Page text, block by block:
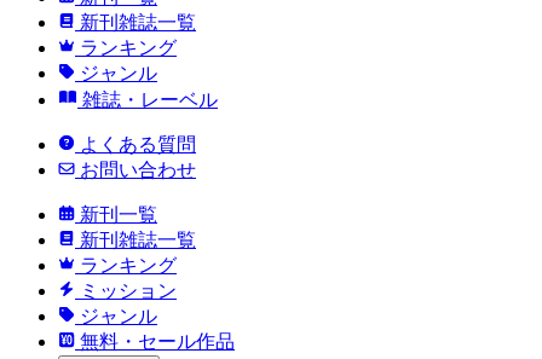
新刊雑誌一覧
ランキング
ジャンル
雑誌・レーベル
よくある質問
お問い合わせ
新刊一覧
新刊雑誌一覧
ランキング
ミッション
ジャンル
無料・セール作品